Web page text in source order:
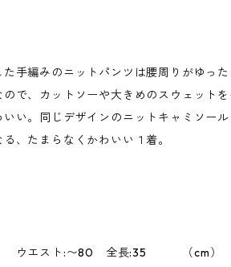
手編みのニットパンツは腰周りがゆった
で、カットソーや大きめのスウェットを
い。同じデザインのニットキャミソール
、たまらなくかわいい１着。
ウエスト:〜80 全長:35 （cm）